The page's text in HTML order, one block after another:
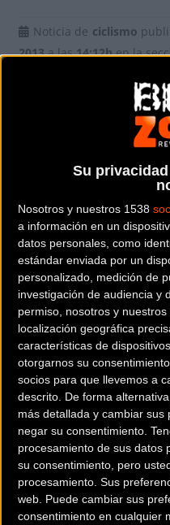
Su
Nosotros y nuestros 1538
a información en un
datos personales, como
estándar enviada por un
personalizado, medición de
investigación de audiencia y
permiso, nosotros y
localización geográfica
características de
otorgarnos su
socios para que llevemos a
descrito. De forma
más detallada y cambiar
negar su consentimiento.
procesamiento de sus datos
su consentimiento, pero
procesamiento. Sus
web. Puede cambiar sus
consentimiento en cualquier
Noticia de ciclismo
2013a las14:12hen la
SPIUK , el
desarrollado por la marca de
en escena oficial el próximo
que se presente a los medios
Partiendo de las excelentes
desarrollado un modelo
configuración se adaptan a
pedaleo. Han sido casi 2
primado especialmente la
forma más aerodinámica
El AIZEA permite utilizar
preferencias del ciclista,
especialistas puros, de
a ir perfectamente acoplados
su configuración óptima. Otra
una opción que permite una
sin que la aerodinámica se
Caja Rural-Seguros RGA